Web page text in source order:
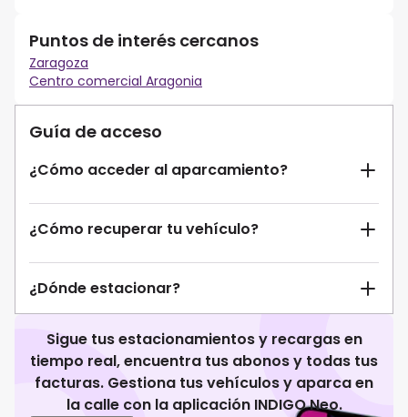
Puntos de interés cercanos
Zaragoza
Centro comercial Aragonia
Guía de acceso
¿Cómo acceder al aparcamiento?
¿Cómo recuperar tu vehículo?
¿Dónde estacionar?
Sigue tus estacionamientos y recargas en
tiempo real, encuentra tus abonos y todas tus
facturas. Gestiona tus vehículos y aparca en
la calle con la aplicación INDIGO Neo.